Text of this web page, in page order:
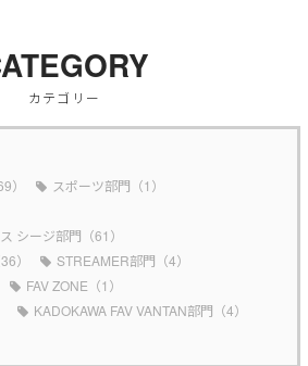
カテゴリー
）
スポーツ部門（1）
シージ部門（61）
）
STREAMER部門（4）
FAV ZONE（1）
KADOKAWA FAV VANTAN部門（4）